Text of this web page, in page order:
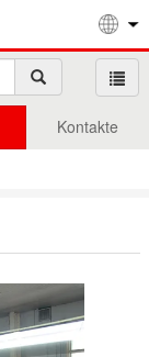
Kontakte